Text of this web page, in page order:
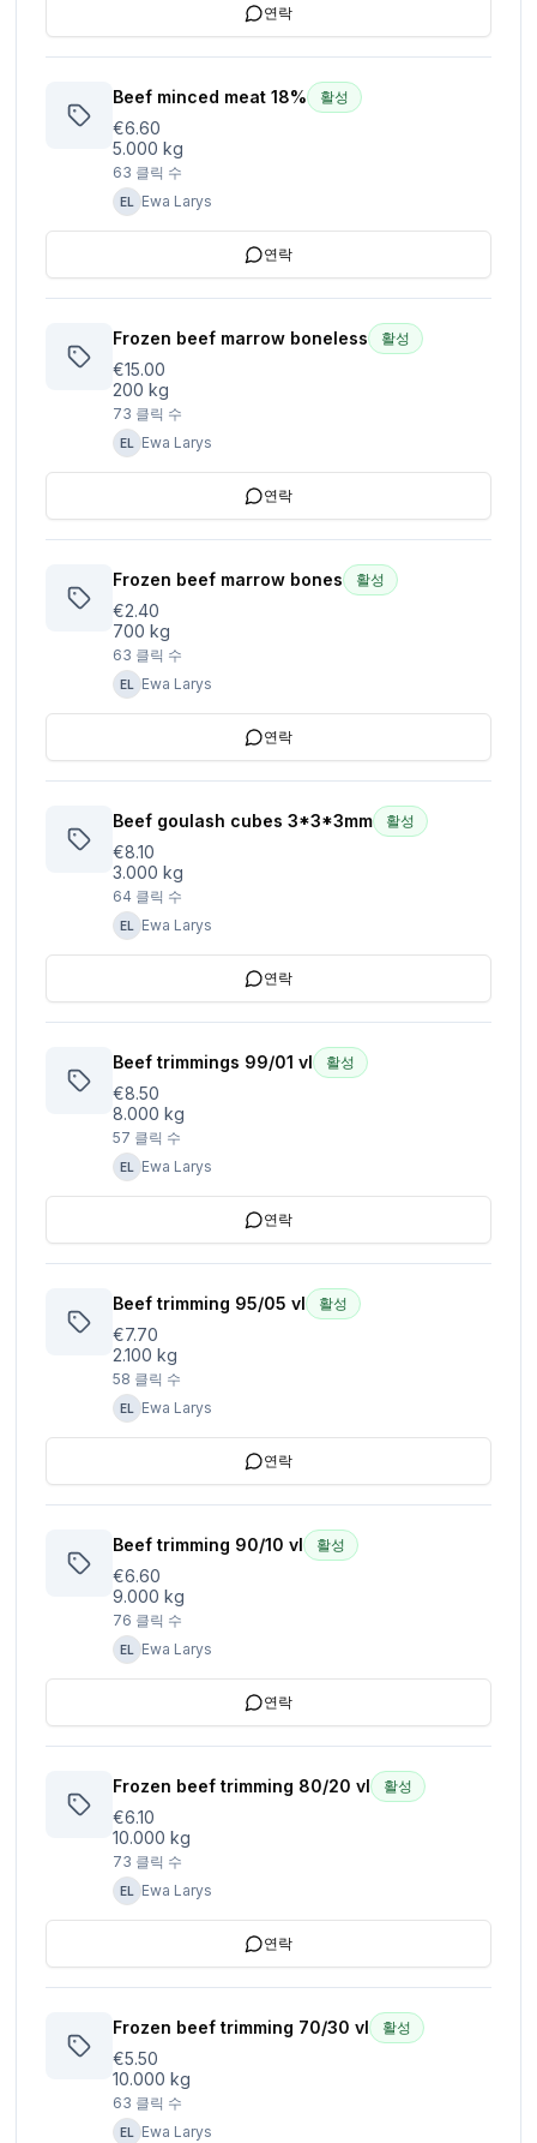
연락
Beef minced meat 18% 활성
€6.60
5.000 kg
63 클릭 수
EL Ewa Larys
연락
Frozen beef marrow boneless 활성
€15.00
200 kg
73 클릭 수
EL Ewa Larys
연락
Frozen beef marrow bones 활성
€2.40
700 kg
63 클릭 수
EL Ewa Larys
연락
Beef goulash cubes 3*3*3mm 활성
€8.10
3.000 kg
64 클릭 수
EL Ewa Larys
연락
Beef trimmings 99/01 vl 활성
€8.50
8.000 kg
57 클릭 수
EL Ewa Larys
연락
Beef trimming 95/05 vl 활성
€7.70
2.100 kg
58 클릭 수
EL Ewa Larys
연락
Beef trimming 90/10 vl 활성
€6.60
9.000 kg
76 클릭 수
EL Ewa Larys
연락
Frozen beef trimming 80/20 vl 활성
€6.10
10.000 kg
73 클릭 수
EL Ewa Larys
연락
Frozen beef trimming 70/30 vl 활성
€5.50
10.000 kg
63 클릭 수
EL Ewa Larys